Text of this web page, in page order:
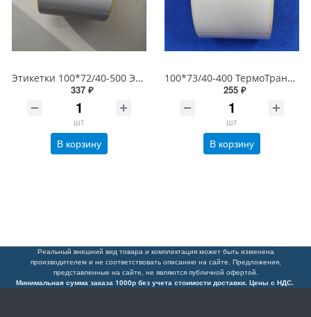
Этикетки 100*72/40-500 ЭКО (ширина*высота/втулка-этикеток в рулоне), белые (термоэтикетки 100х72)
337 ₽
шт
В корзину
100*73/40-400 ТермоТрансферные этикетки ПолуГлянец (100х73 этикетки)
255 ₽
шт
В корзину
Реальный внешний вид товара и комплектация может быть изменена
производителем и не соответствовать описанию на сайте. Предложения,
представленные на сайте, не являются публичной офертой.
Минимальная сумма заказа 1000р без учета стоимости доставки. Цены с НДС.